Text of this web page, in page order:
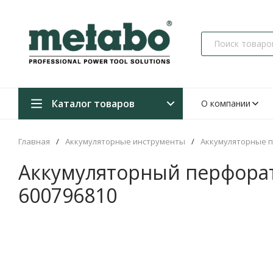
Каталог товаров О компании
Главная / Аккумуляторные инструменты / Аккумуляторные
Аккумуляторный
600796810